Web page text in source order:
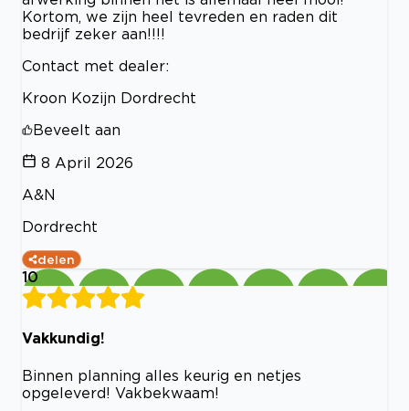
Kortom, we zijn heel tevreden en raden dit
bedrijf zeker aan!!!!
Contact met dealer:
Kroon Kozijn Dordrecht
Beveelt aan
8 April 2026
A&N
Dordrecht
delen
10
Vakkundig!
Binnen planning alles keurig en netjes
opgeleverd! Vakbekwaam!